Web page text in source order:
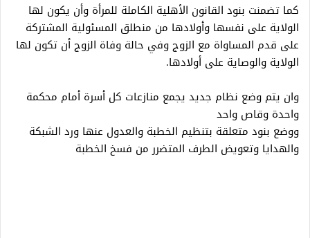
كما تضمنت بنود القانون الأهلية الكاملة للمرأة وأن يكون لها
الولاية على نفسها وأولادها من منطلق المسئولية المشتركة
على قدم المساواة مع الزوج وفي حالة وفاة الزوج أن تكون لها
الولاية والوصاية على أولادها.
وان يتم وضع نظام جديد يجمع منازعات كل أسرة أمام محكمة
واحدة وقاص واحد
ووضع بنود متعلقة بتنظيم الخطبة والعدول عنها ورد الشبكة
والهدايا وتعويض الطرف المتضرر من فسخ الخطبة